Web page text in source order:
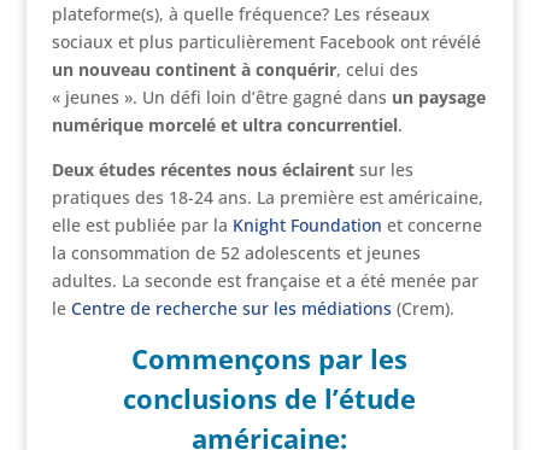
plateforme(s), à quelle fréquence? Les réseaux
sociaux et plus particulièrement Facebook ont révélé
un nouveau continent à conquérir, celui des
« jeunes ». Un défi loin d’être gagné dans un paysage
numérique morcelé et ultra concurrentiel.
Deux études récentes nous éclairentsur les
pratiques des 18-24 ans. La première est américaine,
elle est publiée par la Knight Foundation et concerne
la consommation de 52 adolescents et jeunes
adultes. La seconde est française et a été menée par
le Centre de recherche sur les médiations (Crem).
Commençons par les
conclusions de l’étude
américaine: